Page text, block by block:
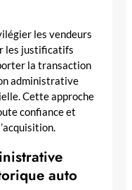
les vendeurs
les justificatifs
la transaction
administrative
Cette approche
confiance et
auto